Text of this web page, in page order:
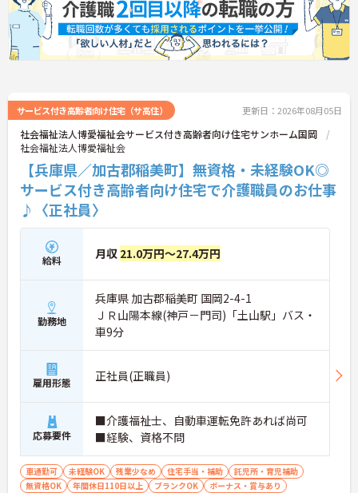
サービス付き高齢者向け住宅（サ高住） 更新日：2026年08月05日
社会福祉法人博愛福祉会サービス付き高齢者向け住宅サンホーム国岡
社会福祉法人博愛福祉会
【兵庫県／加古郡稲美町】無資格・未経験OK◎
サービス付き高齢者向け住宅で介護職員のお仕事
♪〈正社員〉
給料 月収 21.0万円～27.4万円
勤務地
兵庫県 加古郡稲美町 国岡2-4-1
ＪＲ山陽本線(神戸－門司)「土山駅」バス・
車9分
雇用形態 正社員(正職員)
応募要件
■介護福祉士、自動車運転免許あれば尚可
■経験、資格不問
車通勤可 未経験OK 残業少なめ 住宅手当・補助
託児所・育児補助
無資格OK
年間休日110日以上 ブランクOK
ボーナス・賞与あり